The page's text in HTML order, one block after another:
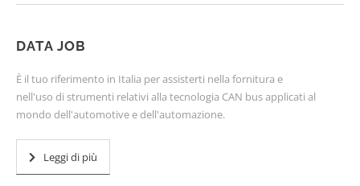
DATA JOB
È il tuo riferimento in Italia per assisterti nella fornitura e
nell'uso di strumenti relativi alla tecnologia CAN bus applicati al
mondo dell'automotive e dell'automazione.
Leggi di più